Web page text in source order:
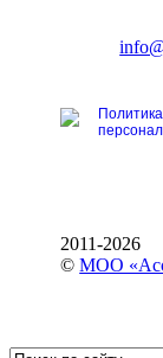
E-mail:
2011-2026
©МОО